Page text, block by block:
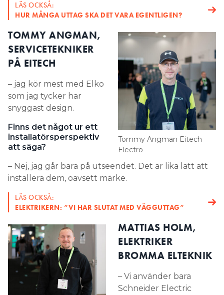
LÄS OCKSÅ:
HUR MÅNGA UTTAG SKA DET VARA EGENTLIGEN?
Tommy Angman Eitech
Electro
TOMMY ANGMAN,
SERVICETEKNIKER
PÅ EITECH
– jag kör mest med Elko
som jag tycker har
snyggast design.
Finns det något ur ett
installatörsperspektiv
att säga?
– Nej, jag går bara på utseendet. Det är lika lätt att
installera dem, oavsett märke.
LÄS OCKSÅ:
ELEKTRIKERN: ”VI HAR SLUTAT MED VÄGGUTTAG”
MATTIAS HOLM,
ELEKTRIKER
BROMMA ELTEKNIK
– Vi använder bara
Schneider Electric